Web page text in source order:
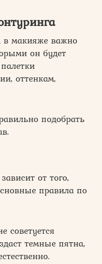
в макияже важно
он будет
оттенкам,
подобрать
от того,
правила по
советуется
темные пятна,